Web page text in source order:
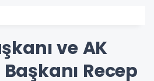
ve AK
Recep